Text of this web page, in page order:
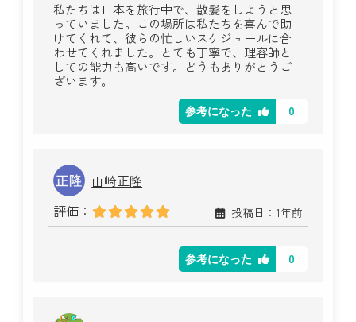
私たちは日本を旅行中で、散髪をしようと思
っていました。この場所は私たちを喜んで助
けてくれて、彼らの忙しいスケジュールに合
わせてくれました。とても丁寧で、理容師と
しての能力も高いです。どうもありがとうご
ざいます。
参考になった 0
山崎正隆
評価：
投稿日：1年前
参考になった 0